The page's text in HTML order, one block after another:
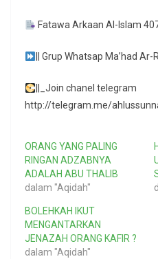
Fatawa Arkaan Al-Islam
|| Grup Whatsap Ma’had
||_Join chanel telegram
http://telegram.me/
ORANG YANG PALING
RINGAN ADZABNYA
ADALAH ABU THALIB
dalam "Aqidah"
BOLEHKAH IKUT
MENGANTARKAN
JENAZAH ORANG KAFIR ?
dalam "Aqidah"